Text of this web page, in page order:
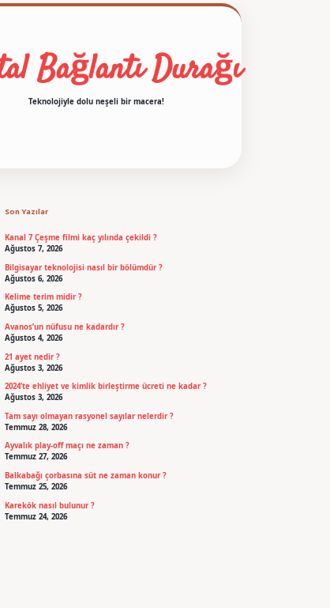
Bağlantı Durağı
Teknolojiyle dolu neşeli bir macera!
Son Yazılar
Kanal 7 Çeşme filmi kaç yılında çekildi ?
Ağustos 7, 2026
Bilgisayar teknolojisi nasıl bir bölümdür ?
Ağustos 6, 2026
Kelime terim midir ?
Ağustos 5, 2026
Avanos’un nüfusu ne kadardır ?
Ağustos 4, 2026
21 ayet nedir ?
Ağustos 3, 2026
2024’te ehliyet ve kimlik birleştirme ücreti ne kadar ?
Ağustos 3, 2026
Tam sayı olmayan rasyonel sayılar nelerdir ?
Temmuz 28, 2026
Ayvalık play-off maçı ne zaman ?
Temmuz 27, 2026
Balkabağı çorbasına süt ne zaman konur ?
Temmuz 25, 2026
Karekök nasıl bulunur ?
Temmuz 24, 2026